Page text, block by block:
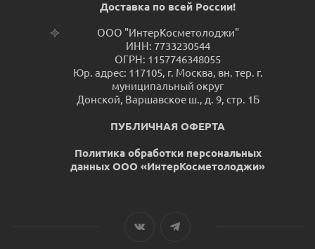
Доставка по всей России!
ООО "ИнтерКосметолоджи"
ИНН: 7733230544
ОГРН: 1157746348055
Юр. адрес: 117105, г. Москва, вн. тер. г.
муниципальный округ
Донской, Варшавское ш., д. 9, стр. 1Б
ПУБЛИЧНАЯ ОФЕРТА
Политика обработки персональных
данных ООО «ИнтерКосметолоджи»